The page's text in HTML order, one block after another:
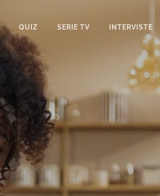
QUIZ SERIE TV INTERVISTE